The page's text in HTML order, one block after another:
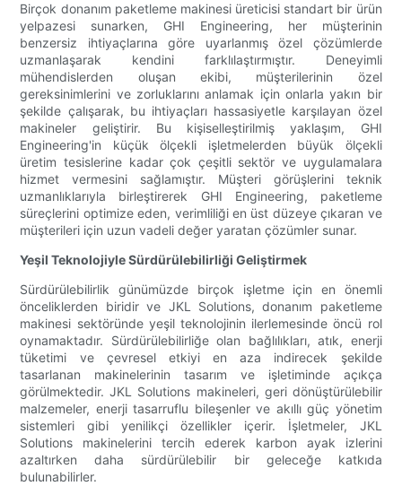
Birçok donanım paketleme makinesi üreticisi standart bir ürün
yelpazesi sunarken, GHI Engineering, her müşterinin
benzersiz ihtiyaçlarına göre uyarlanmış özel çözümlerde
uzmanlaşarak kendini farklılaştırmıştır. Deneyimli
mühendislerden oluşan ekibi, müşterilerinin özel
gereksinimlerini ve zorluklarını anlamak için onlarla yakın bir
şekilde çalışarak, bu ihtiyaçları hassasiyetle karşılayan özel
makineler geliştirir. Bu kişiselleştirilmiş yaklaşım, GHI
Engineering'in küçük ölçekli işletmelerden büyük ölçekli
üretim tesislerine kadar çok çeşitli sektör ve uygulamalara
hizmet vermesini sağlamıştır. Müşteri görüşlerini teknik
uzmanlıklarıyla birleştirerek GHI Engineering, paketleme
süreçlerini optimize eden, verimliliği en üst düzeye çıkaran ve
müşterileri için uzun vadeli değer yaratan çözümler sunar.
Yeşil Teknolojiyle Sürdürülebilirliği Geliştirmek
Sürdürülebilirlik günümüzde birçok işletme için en önemli
önceliklerden biridir ve JKL Solutions, donanım paketleme
makinesi sektöründe yeşil teknolojinin ilerlemesinde öncü rol
oynamaktadır. Sürdürülebilirliğe olan bağlılıkları, atık, enerji
tüketimi ve çevresel etkiyi en aza indirecek şekilde
tasarlanan makinelerinin tasarım ve işletiminde açıkça
görülmektedir. JKL Solutions makineleri, geri dönüştürülebilir
malzemeler, enerji tasarruflu bileşenler ve akıllı güç yönetim
sistemleri gibi yenilikçi özellikler içerir. İşletmeler, JKL
Solutions makinelerini tercih ederek karbon ayak izlerini
azaltırken daha sürdürülebilir bir geleceğe katkıda
bulunabilirler.